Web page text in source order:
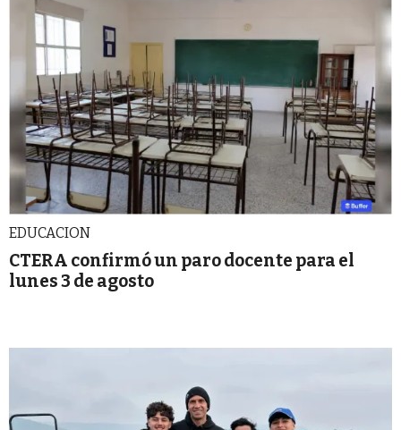
EDUCACION
CTERA confirmó un paro docente para el
lunes 3 de agosto